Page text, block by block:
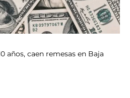
años, caen remesas en Baja